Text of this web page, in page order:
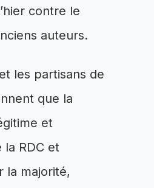
contre le
auteurs.
les partisans de
que la
et
RDC et
la majorité,